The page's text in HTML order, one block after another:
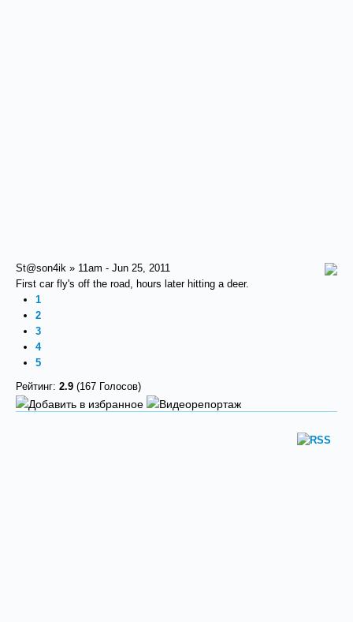
St@son4ik » 11am - Jun 25, 2011
First car fly's off the road, hours later hitting a deer.
1
2
3
4
5
Рейтинг: 2.9 (167 Голосов)